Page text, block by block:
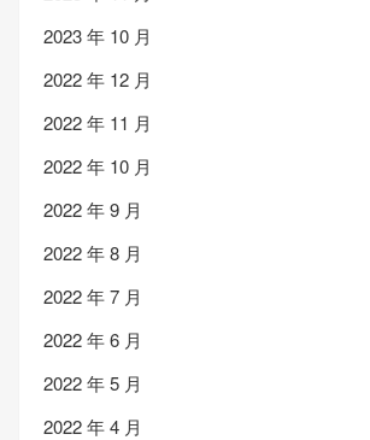
2023 年 10 月
2022 年 12 月
2022 年 11 月
2022 年 10 月
2022 年 9 月
2022 年 8 月
2022 年 7 月
2022 年 6 月
2022 年 5 月
2022 年 4 月